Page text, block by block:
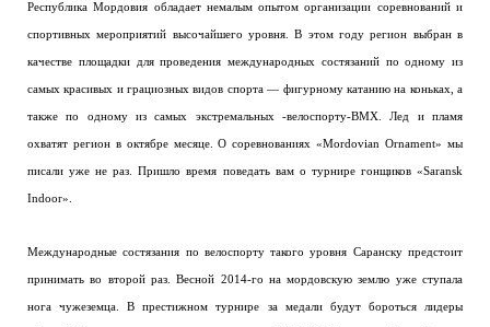
Республика Мордовия обладает немалым опытом организации соревнований и
спортивных мероприятий высочайшего уровня. В этом году регион выбран в
качестве площадки для проведения международных состязаний по одному из
самых красивых и грациозных видов спорта — фигурному катанию на коньках, а
также по одному из самых экстремальных -велоспорту-BMX. Лед и пламя
охватят регион в октябре месяце. О соревнованиях «Mordovian Ornament» мы
писали уже не раз. Пришло время поведать вам о турнире гонщиков «Saransk
Indoor».
Международные состязания по велоспорту такого уровня Саранску предстоит
принимать во второй раз. Весной 2014-го на мордовскую землю уже ступала
нога чужеземца. В престижном турнире за медали будут бороться лидеры